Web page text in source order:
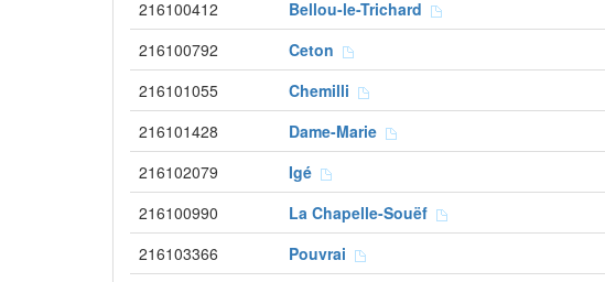
216100412 Bellou-le-Trichard
216100792 Ceton
216101055 Chemilli
216101428 Dame-Marie
216102079 Igé
216100990 La Chapelle-Souëf
216103366 Pouvrai